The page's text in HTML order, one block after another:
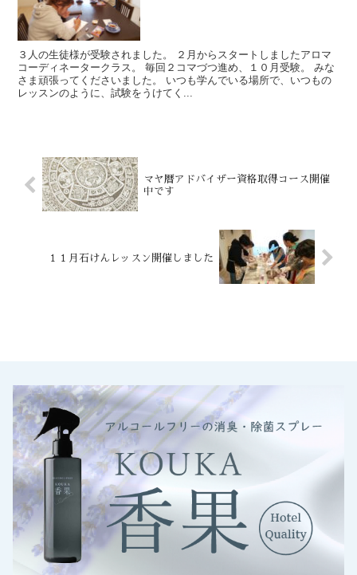
３人の生徒様が受験されました。 ２月からスタートしましたアロマ
コーディネータークラス。 毎回２コマづつ進め、１０月受験。 みな
さま頑張ってくださいました。 いつも学んでいる場所で、いつもの
レッスンのように、試験をうけてく...
マヤ暦アドバイザー資格取得コース開催
中です
１１月石けんレッスン開催しました